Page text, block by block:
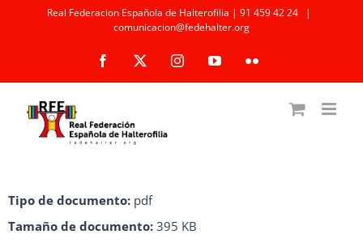
Real Federacion Española de Halterofilia | 91 459 42 24
|
comunicacion@fedehalter.org
Facebook InstagramYouTubeFlickr
Tipo de documento: pdf
Tamaño de documento: 395 KB